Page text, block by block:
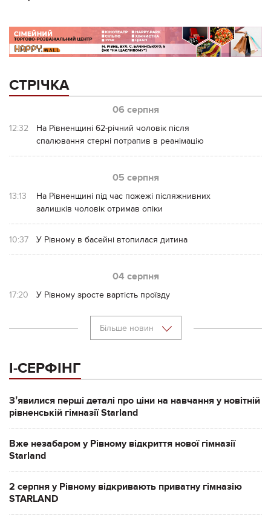
СТРІЧКА
06 серпня
12:32
На Рівненщині 62-річний чоловік після
спалювання стерні потрапив в реанімацію
05 серпня
13:13
На Рівненщині під час пожежі післяжнивних
залишків чоловік отримав опіки
10:37 У Рівному в басейні втопилася дитина
04 серпня
17:20 У Рівному зросте вартість проїзду
Більше новин
І-СЕРФІНГ
Зʼявилися перші деталі про ціни на навчання у новітній
рівненській гімназії Starland
Вже незабаром у Рівному відкриття нової гімназії
Starland
2 серпня у Рівному відкривають приватну гімназію
STARLAND